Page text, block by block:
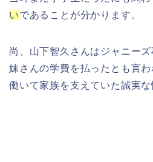
いであることが分かります。
尚、山下智久さんはジャニー
妹さんの学費を払ったとも言
働いて家族を支えていた誠実な